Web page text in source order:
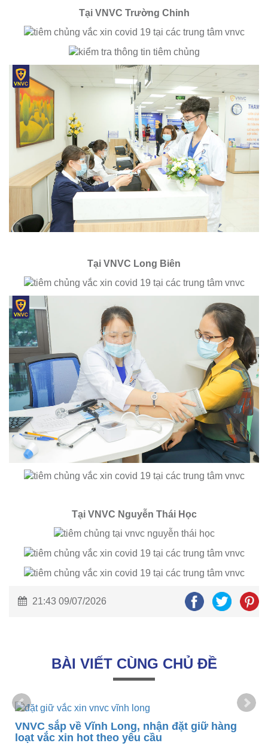
Tại VNVC Trường Chinh
Tại VNVC Long Biên
Tại VNVC Nguyễn Thái Học
21:43 09/07/2026
BÀI VIẾT CÙNG CHỦ ĐỀ
VNVC sắp về Vĩnh Long, nhận đặt giữ hàng
loạt vắc xin hot theo yêu cầu